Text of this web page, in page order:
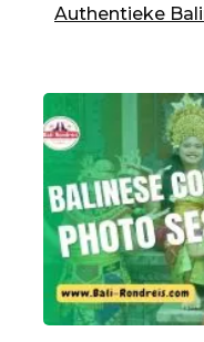
Authentieke